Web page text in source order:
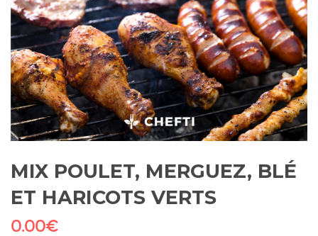
MIX POULET, MERGUEZ, BLÉ
ET HARICOTS VERTS
0.00€